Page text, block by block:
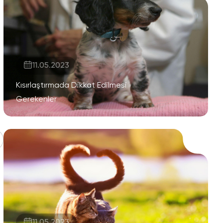
11.05.2023
Kısırlaştırmada Dikkat Edilmesi
Gerekenler